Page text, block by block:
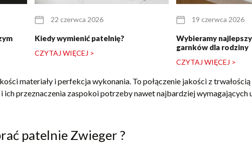
22 czerwca 2026
Kiedy wymienić patelnię?
CZYTAJ WIĘCEJ >
19 czerwca 2026
Wybieramy
garnków dla rodziny
CZYTAJ WIĘCEJ >
materiały i perfekcja wykonania. To połączenie jakości z
ich przeznaczenia zaspokoi potrzeby nawet najbardziej wymagających
patelnie Zwieger ?